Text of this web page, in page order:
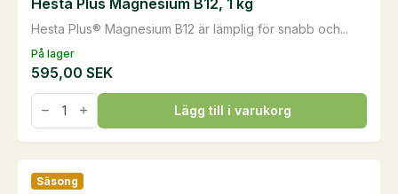
På lager
Hesta Plus® Magnesium B12 är lämplig för snabb och...
595,00 SEK
Hesta
Plus
Magnesium
B12,
kg
mängd
Lägg till i varukorg
Säsong